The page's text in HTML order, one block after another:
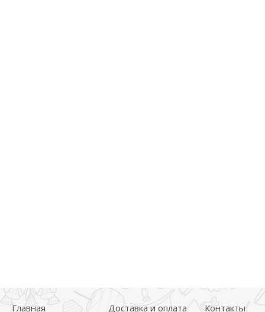
Главная Доставка и оплата Контакты